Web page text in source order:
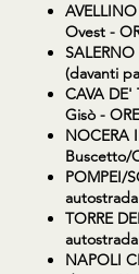
AVELLINO
Ovest -
SALERNO
(davanti
CAVA DE'
Gisò -
NOCERA
Buscetto/
POMPEI/
TORRE
NAPOLI